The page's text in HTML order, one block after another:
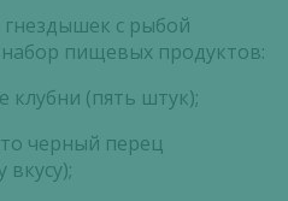
с рыбой
пищевых продуктов:
(пять штук);
черный перец